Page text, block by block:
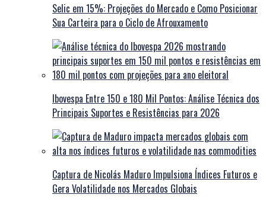
Selic em 15%: Projeções do Mercado e Como Posicionar
Sua Carteira para o Ciclo de Afrouxamento
Ibovespa Entre 150 e 180 Mil Pontos: Análise Técnica dos
Principais Suportes e Resistências para 2026
Captura de Nicolás Maduro Impulsiona Índices Futuros e
Gera Volatilidade nos Mercados Globais